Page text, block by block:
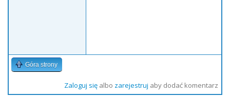
Góra strony
Zaloguj sięalbo zarejestruj aby dodać komentarz